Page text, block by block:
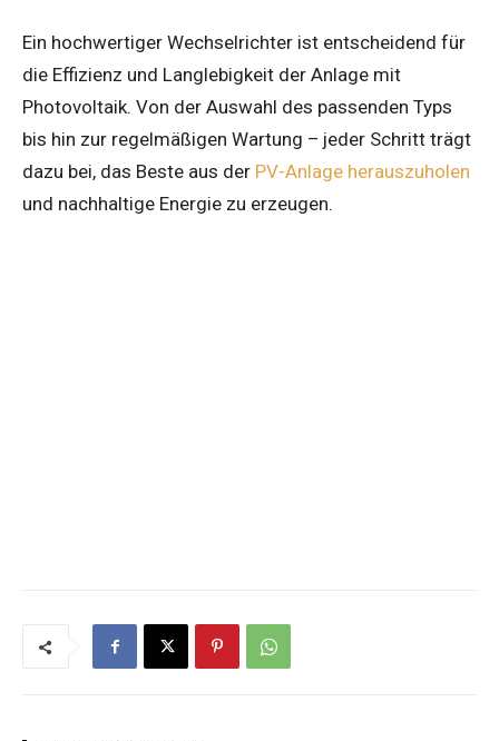
Ein hochwertiger Wechselrichter ist entscheidend für
die Effizienz und Langlebigkeit der Anlage mit
Photovoltaik. Von der Auswahl des passenden Typs
bis hin zur regelmäßigen Wartung – jeder Schritt trägt
dazu bei, das Beste aus der PV-Anlage herauszuholen
und nachhaltige Energie zu erzeugen.